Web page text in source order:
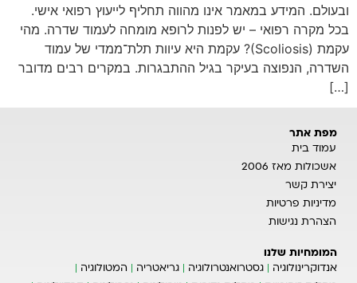
ובעולם. המידע במאמר אינו מהווה תחליף לייעוץ רפואי אישי.
בכל מקרה רפואי – יש לפנות לרופא מומחה לעמוד שדרה. מהי
עקמת (Scoliosis)? עקמת היא עיוות תלת־ממדי של עמוד
השדרה, הנפוצה בעיקר בגיל ההתבגרות. במקרים רבים מדובר
[…]
מפת אתר
עמוד בית
אשכולות מאז 2006
יצירת קשר
מדיניות פרטיות
הצהרת נגישות
המומחיות שלנו
אנדוקרינולוגיה
גסטרואנטרולוגיה גריאטריה
המטולוגיה